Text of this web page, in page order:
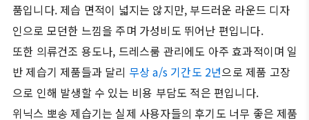
품입니다. 제습 면적이 넓지는 않지만, 부드러운 라운드 디자
인으로 모던한 느낌을 주며 가성비도 뛰어난 편입니다.
또한 의류건조 용도나, 드레스룸 관리에도 아주 효과적이며 일
반 제습기 제품들과 달리 무상 a/s 기간도 2년으로 제품 고장
으로 인해 발생할 수 있는 비용 부담도 적은 편입니다.
위닉스 뽀송 제습기는 실제 사용자들의 후기도 너무 좋은 제품